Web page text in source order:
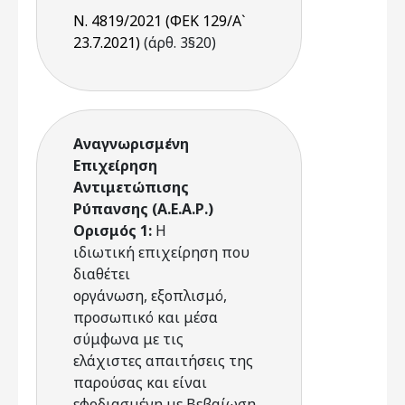
Ν. 4819/2021 (ΦΕΚ 129/Α`
23.7.2021)(άρθ. 3§20)
Αναγνωρισμένη
Επιχείρηση
Αντιμετώπισης
Ρύπανσης (Α.Ε.Α.Ρ.)
Ορισμός 1: Η
ιδιωτική επιχείρηση που
διαθέτει
οργάνωση, εξοπλισμό,
προσωπικό και μέσα
σύμφωνα με τις
ελάχιστες απαιτήσεις της
παρούσας και είναι